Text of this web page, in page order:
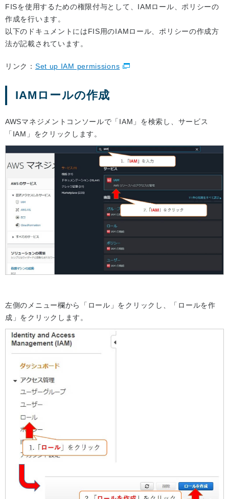
FISを使用するための権限付与として、IAMロール、ポリシーの
作成を行います。
以下のドキュメントにはFIS用のIAMロール、ポリシーの作成方
法が記載されています。
リンク： Set up IAM permissions
IAMロールの作成
AWSマネジメントコンソールで「IAM」を検索し、サービス
「IAM」をクリックします。
左側のメニュー欄から「ロール」をクリックし、「ロールを作
成」をクリックします。